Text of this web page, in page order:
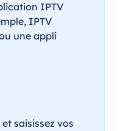
IPTV
IPTV
une appli
saisissez vos